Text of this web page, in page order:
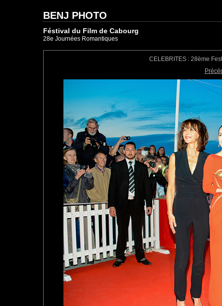
BENJ PHOTO
Féstival du Film de Cabourg
28e Journées Romantiques
CELEBRITES : 28ème